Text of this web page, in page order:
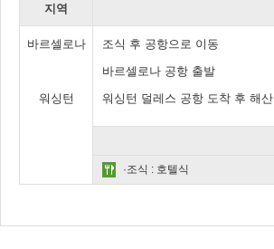
지역
바르셀로나
워싱턴
조식 후 공항으로 이동
바르셀로나 공항 출발
워싱턴 덜레스 공항 도착 후 해산
·조식 : 호텔식